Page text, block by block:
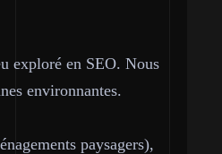
exploré en SEO. Nous
environnantes.
paysagers),